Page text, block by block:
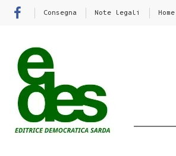
Consegna Note legali Home